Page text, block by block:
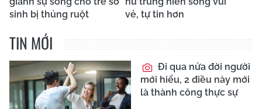
sinh bị thủng ruột
vẻ, tự tin hơn
TIN MỚI
Đi qua nửa đời người
mới hiểu, 2 điều này mới
là thành công thực sự